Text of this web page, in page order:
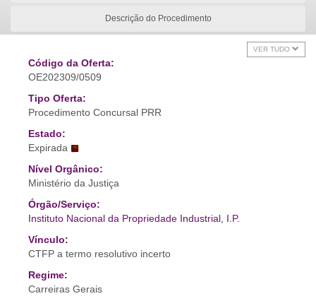
Descrição do Procedimento
VER TUDO
Código da Oferta:
OE202309/0509
Tipo Oferta:
Procedimento Concursal PRR
Estado:
Expirada
Nível Orgânico:
Ministério da Justiça
Órgão/Serviço:
Instituto Nacional da Propriedade Industrial, I.P.
Vínculo:
CTFP a termo resolutivo incerto
Regime:
Carreiras Gerais